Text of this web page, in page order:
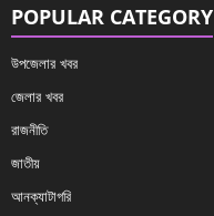
POPULAR CATEGORY
উপজেলার খবর
জেলার খবর
রাজনীতি
জাতীয়
আনক্যাটাগরি